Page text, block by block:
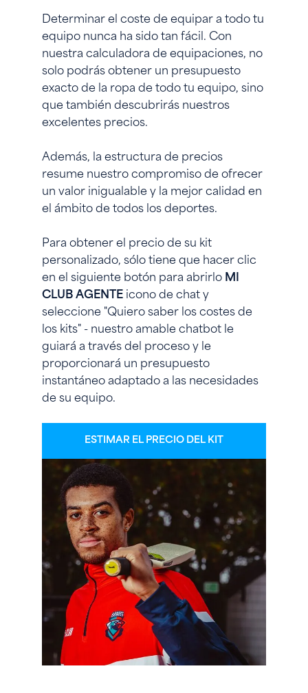
Determinar el coste de equipar a todo tu
equipo nunca ha sido tan fácil. Con
nuestra calculadora de equipaciones, no
solo podrás obtener un presupuesto
exacto de la ropa de todo tu equipo, sino
que también descubrirás nuestros
excelentes precios.
Además, la estructura de precios
resume nuestro compromiso de ofrecer
un valor inigualable y la mejor calidad en
el ámbito de todos los deportes.
Para obtener el precio de su kit
personalizado, sólo tiene que hacer clic
en el siguiente botón para abrirlo MI
CLUB AGENTEicono de chat y
seleccione "Quiero saber los costes de
los kits" - nuestro amable chatbot le
guiará a través del proceso y le
proporcionará un presupuesto
instantáneo adaptado a las necesidades
de su equipo.
ESTIMAR EL PRECIO DEL KIT